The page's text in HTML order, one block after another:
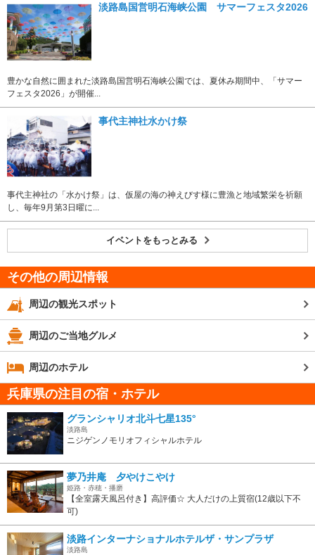
淡路島国営明石海峡公園 サマーフェスタ2026
豊かな自然に囲まれた淡路島国営明石海峡公園では、夏休み期間中、「サマー
フェスタ2026」が開催...
事代主神社水かけ祭
事代主神社の「水かけ祭」は、仮屋の海の神えびす様に豊漁と地域繁栄を祈願
し、毎年9月第3日曜に...
イベントをもっとみる
その他の周辺情報
周辺の観光スポット
周辺のご当地グルメ
周辺のホテル
兵庫県の注目の宿・ホテル
グランシャリオ北斗七星135°
淡路島
ニジゲンノモリオフィシャルホテル
夢乃井庵 夕やけこやけ
姫路・赤穂・播磨
【全室露天風呂付き】高評価☆ 大人だけの上質宿(12歳以下不
可)
淡路インターナショナルホテルザ・サンプラザ
淡路島